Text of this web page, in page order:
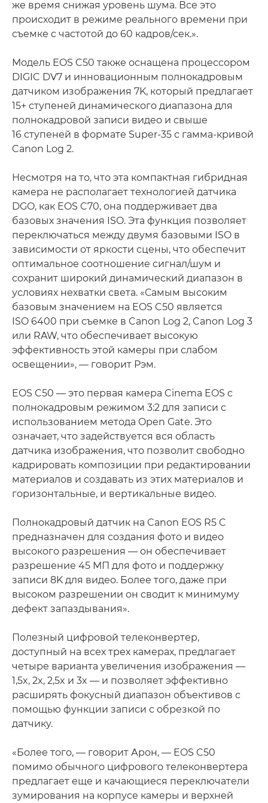
же время снижая уровень шума. Все это
происходит в режиме реального времени при
съемке с частотой до 60 кадров/сек.».
Модель EOS C50 также оснащена процессором
DIGIC DV7 и инновационным полнокадровым
датчиком изображения 7K, который предлагает
15+ ступеней динамического диапазона для
полнокадровой записи видео и свыше
16 ступеней в формате Super-35 с гамма-кривой
Canon Log 2.
Несмотря на то, что эта компактная гибридная
камера не располагает технологией датчика
DGO, как EOS C70, она поддерживает два
базовых значения ISO. Эта функция позволяет
переключаться между двумя базовыми ISO в
зависимости от яркости сцены, что обеспечит
оптимальное соотношение сигнал/шум и
сохранит широкий динамический диапазон в
условиях нехватки света. «Самым высоким
базовым значением на EOS C50 является
ISO 6400 при съемке в Canon Log 2, Canon Log 3
или RAW, что обеспечивает высокую
эффективность этой камеры при слабом
освещении», — говорит Рэм.
EOS C50 — это первая камера Cinema EOS с
полнокадровым режимом 3:2 для записи с
использованием метода Open Gate. Это
означает, что задействуется вся область
датчика изображения, что позволит свободно
кадрировать композиции при редактировании
материалов и создавать из этих материалов и
горизонтальные, и вертикальные видео.
Полнокадровый датчик на Canon EOS R5 C
предназначен для создания фото и видео
высокого разрешения — он обеспечивает
разрешение 45 МП для фото и поддержку
записи 8K для видео. Более того, даже при
высоком разрешении он сводит к минимуму
дефект запаздывания».
Полезный цифровой телеконвертер,
доступный на всех трех камерах, предлагает
четыре варианта увеличения изображения —
1,5x, 2x, 2,5x и 3x — и позволяет эффективно
расширять фокусный диапазон объективов с
помощью функции записи с обрезкой по
датчику.
«Более того, — говорит Арон, — EOS C50
помимо обычного цифрового телеконвертера
предлагает еще и качающиеся переключатели
зумирования на корпусе камеры и верхней